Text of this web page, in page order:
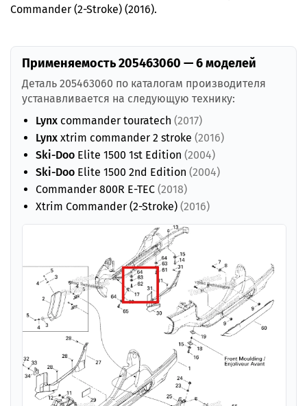
Commander (2-Stroke) (2016).
Применяемость 205463060 — 6 моделей
Деталь 205463060 по каталогам производителя
устанавливается на следующую технику:
Lynx commander touratech (2017)
Lynx xtrim commander 2 stroke (2016)
Ski-Doo Elite 1500 1st Edition (2004)
Ski-Doo Elite 1500 2nd Edition (2004)
Commander 800R E-TEC (2018)
Xtrim Commander (2-Stroke) (2016)